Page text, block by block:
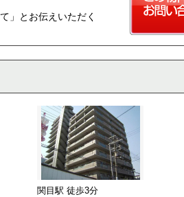
」とお伝えいただく
関目駅 徒歩3分